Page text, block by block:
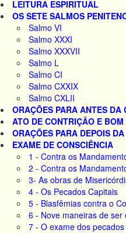
LEITURA ESPIRITUAL
OS SETE SALMOS
Salmo VI
Salmo XXXI
Salmo XXXVII
Salmo L
Salmo CI
Salmo CXXIX
Salmo CXLII
ORAÇÕES PARA ANTES DA
ATO DE CONTRIÇÃO E
ORAÇÕES PARA DEPOIS
EXAME DE CONSCIÊNCIA
1 - Contra os
2 - Contra os
3- As obras de
4 - Os Pecados Capitais
5 - Blasfêmias contra o
6 - Nove maneiras de
7 - O exame dos